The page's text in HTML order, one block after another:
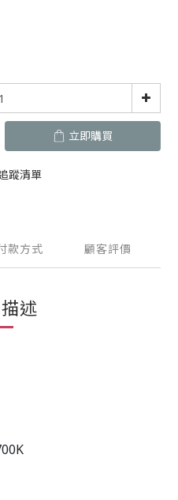
立即購買
蹤清單
款方式 顧客評價
述